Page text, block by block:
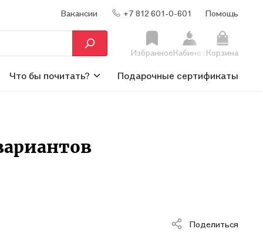
Вакансии +7 812 601-0-601 Помощь
ИзбранноеКабинет Корзина
Что бы почитать? Подарочные сертификаты
Поделиться